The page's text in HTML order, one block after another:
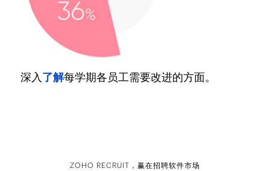
深入了解每学期各员工需要改进的方面。
ZOHO RECRUIT，赢在招聘软件市场